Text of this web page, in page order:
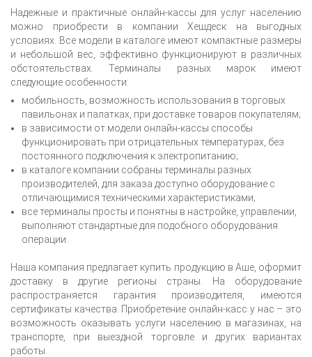
Надежные и практичные онлайн-кассы для услуг населению
можно приобрести в компании Хешдеск на выгодных
условиях. Все модели в каталоге имеют компактные размеры
и небольшой вес, эффективно функционируют в различных
обстоятельствах. Терминалы разных марок имеют
следующие особенности:
мобильность, возможность использования в торговых
павильонах и палатках, при доставке товаров покупателям;
в зависимости от модели онлайн-кассы способы
функционировать при отрицательных температурах, без
постоянного подключения к электропитанию;
в каталоге компании собраны терминалы разных
производителей, для заказа доступно оборудование с
отличающимися техническими характеристиками;
все терминалы просты и понятны в настройке, управлении,
выполняют стандартные для подобного оборудования
операции.
Наша компания предлагает купить продукцию в Аше, оформит
доставку в другие регионы страны. На оборудование
распространяется гарантия производителя, имеются
сертификаты качества. Приобретение онлайн-касс у нас – это
возможность оказывать услуги населению в магазинах, на
транспорте, при выездной торговле и других вариантах
работы.